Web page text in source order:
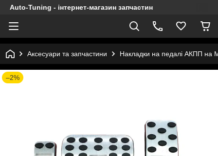
Auto-Tuning - інтернет-магазин запчастин
Аксесуари та запчастини Накладки на педалі АКПП на
–2%